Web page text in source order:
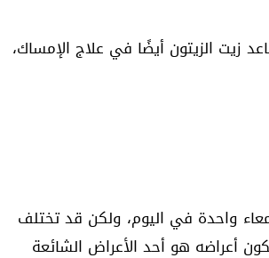
زيت الزيتون أيضًا في علاج الإمساك،
واحدة في اليوم، ولكن قد تختلف
أعراضه هو أحد الأعراض الشائعة